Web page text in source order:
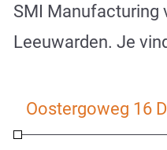
SMI Manufacturing
Leeuwarden. Je
Oostergoweg 16